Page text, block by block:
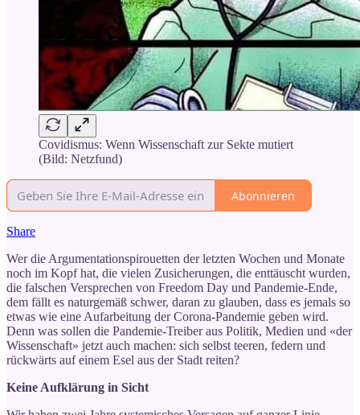
Covidismus: Wenn Wissenschaft zur Sekte mutiert
(Bild: Netzfund)
Abonnieren
Share
Wer die Argumentationspirouetten der letzten Wochen und Monate
noch im Kopf hat, die vielen Zusicherungen, die enttäuscht wurden,
die falschen Versprechen von Freedom Day und Pandemie-Ende,
dem fällt es naturgemäß schwer, daran zu glauben, dass es jemals so
etwas wie eine Aufarbeitung der Corona-Pandemie geben wird.
Denn was sollen die Pandemie-Treiber aus Politik, Medien und «der
Wissenschaft» jetzt auch machen: sich selbst teeren, federn und
rückwärts auf einem Esel aus der Stadt reiten?
Keine Aufklärung in Sicht